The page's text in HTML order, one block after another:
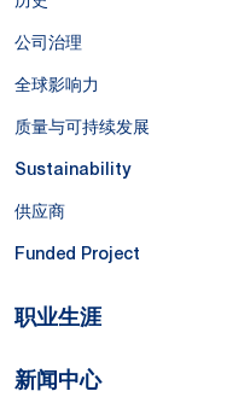
公司治理
全球影响力
质量与可持续发展
Sustainability
供应商
Funded Project
职业生涯
新闻中心